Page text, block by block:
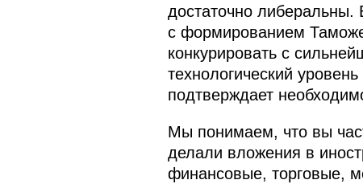
достаточно
с формированием
конкурировать с
технологический
подтверждает
Мы понимаем, что вы
делали вложения в
финансовые, торговые,